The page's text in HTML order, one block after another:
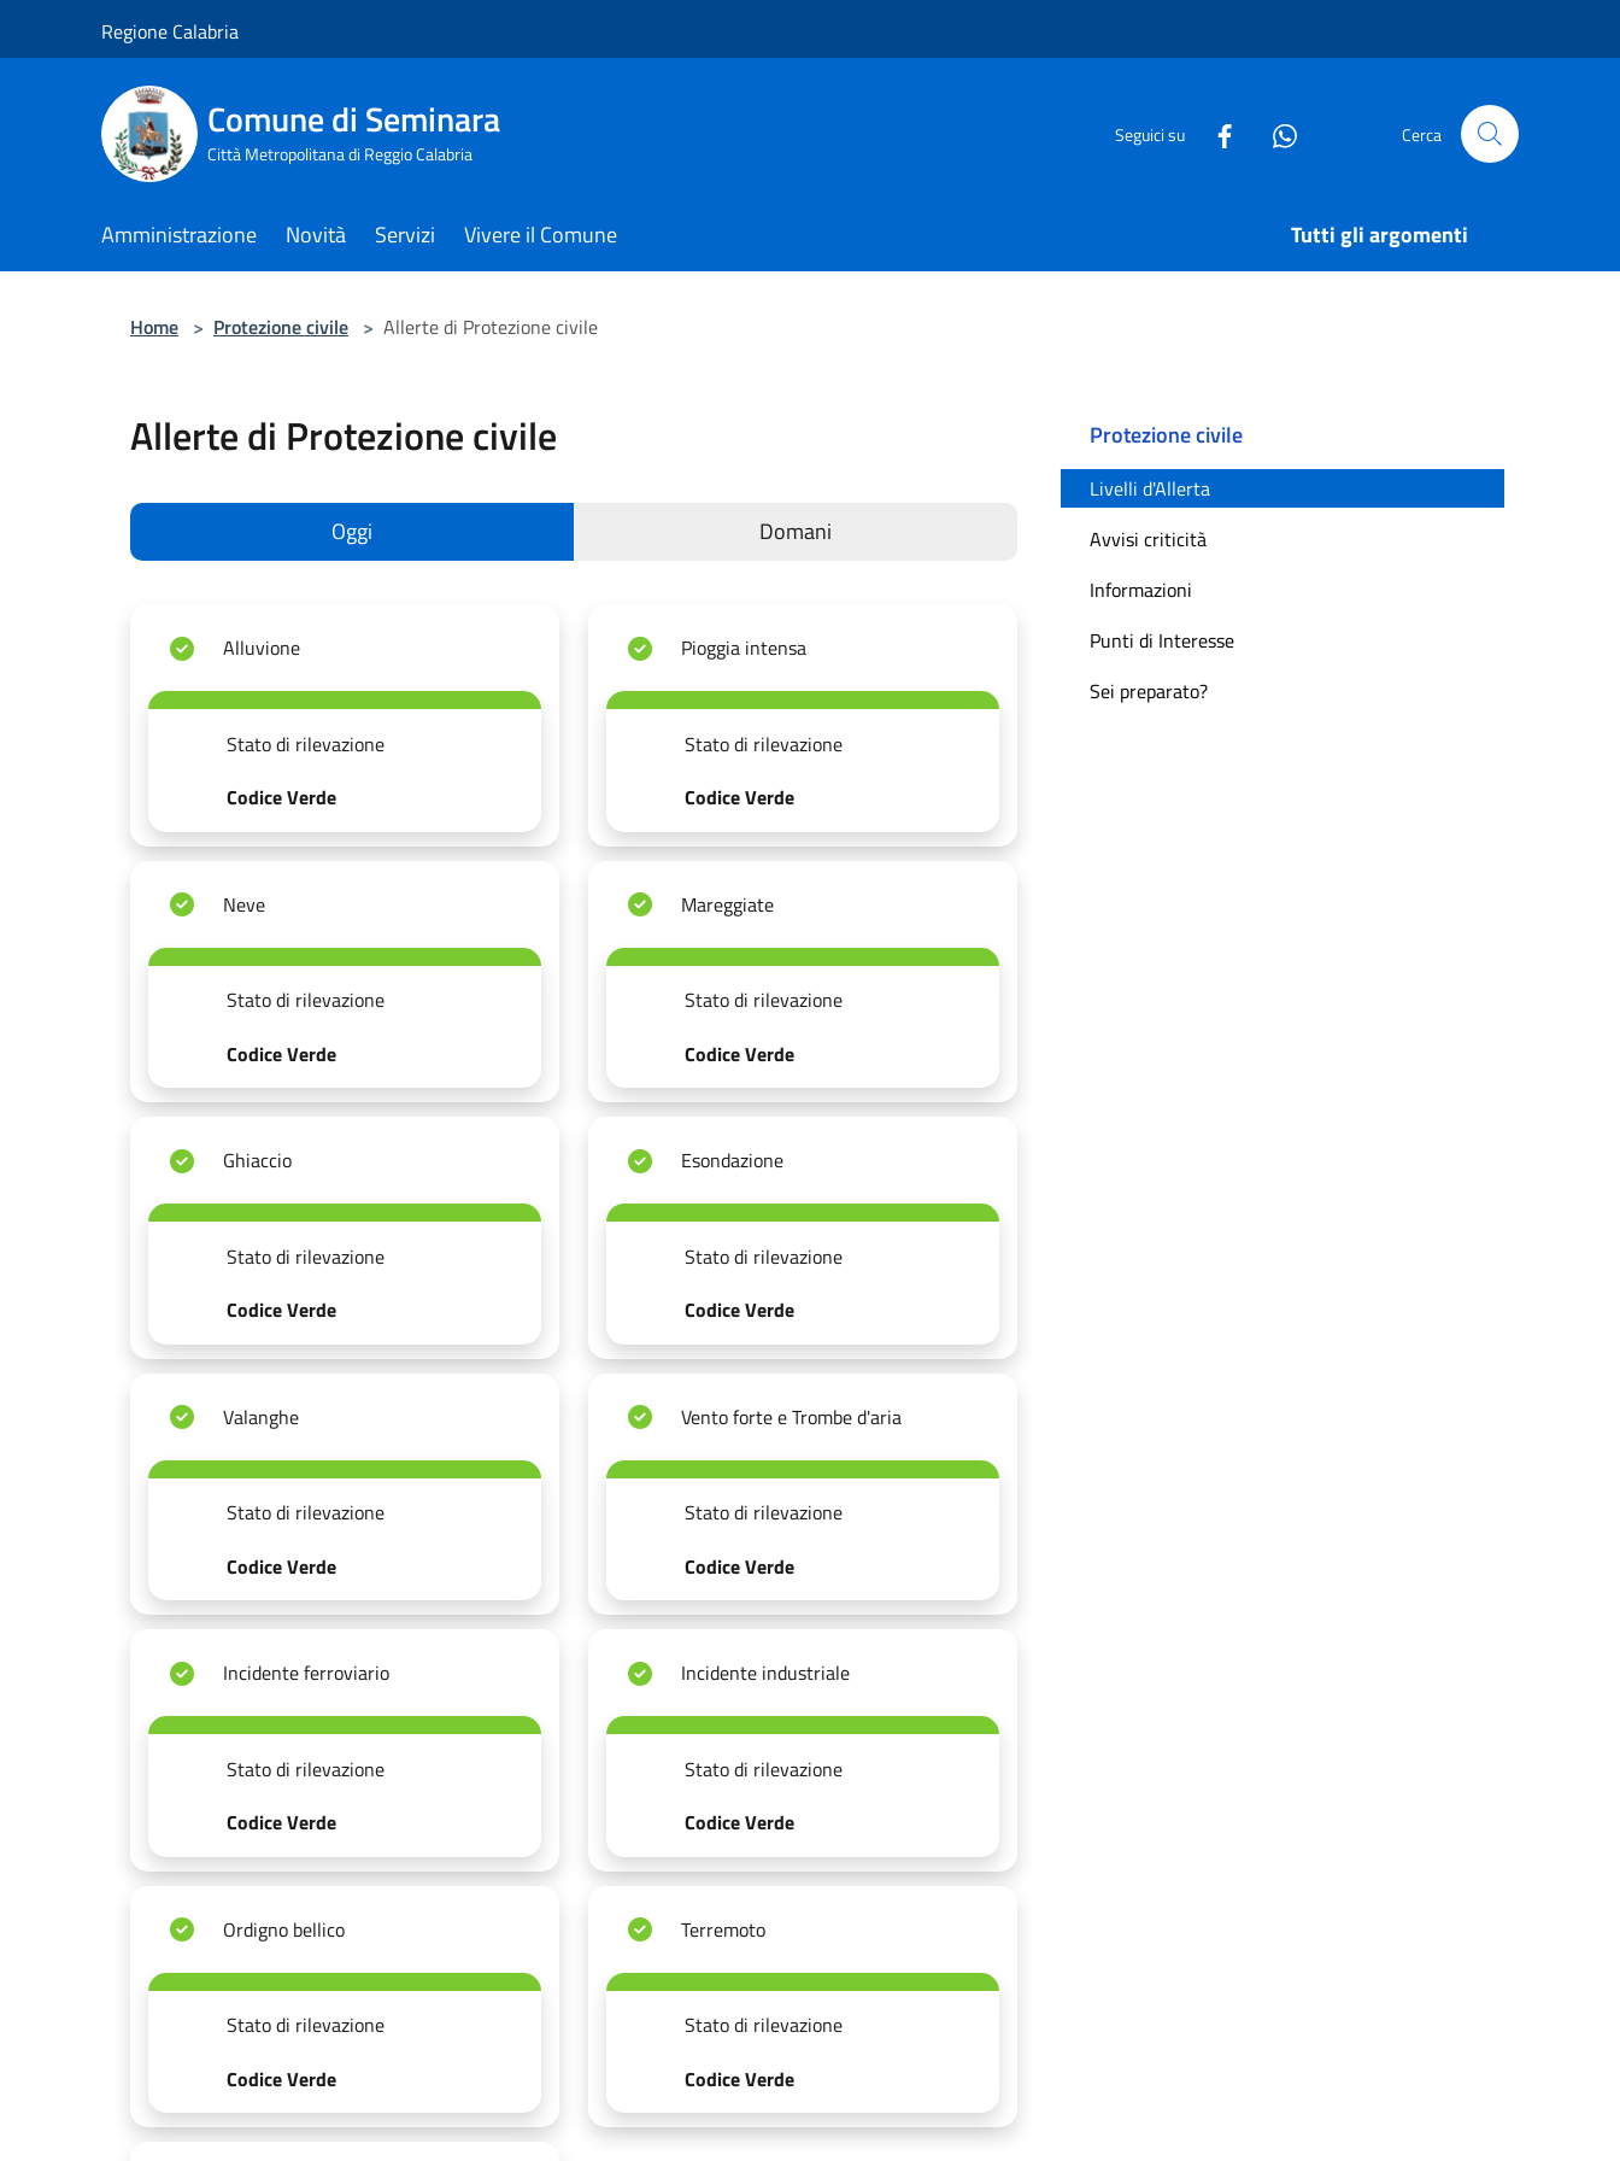
Regione Calabria
Comune di Seminara
Città Metropolitana di Reggio Calabria
Seguici su Cerca
Amministrazione Novità Servizi Vivere il Comune Tutti gli argomenti
Home > Protezione civile > Allerte di Protezione civile
Allerte di Protezione civile
Oggi Domani
Alluvione
Stato di rilevazione
Codice Verde
Pioggia intensa
Stato di rilevazione
Codice Verde
Neve
Stato di rilevazione
Codice Verde
Mareggiate
Stato di rilevazione
Codice Verde
Ghiaccio
Stato di rilevazione
Codice Verde
Esondazione
Stato di rilevazione
Codice Verde
Valanghe
Stato di rilevazione
Codice Verde
Vento forte e Trombe d'aria
Stato di rilevazione
Codice Verde
Incidente ferroviario
Stato di rilevazione
Codice Verde
Incidente industriale
Stato di rilevazione
Codice Verde
Ordigno bellico
Stato di rilevazione
Codice Verde
Terremoto
Stato di rilevazione
Codice Verde
Protezione civile
Livelli d'Allerta
Avvisi criticità
Informazioni
Punti di Interesse
Sei preparato?